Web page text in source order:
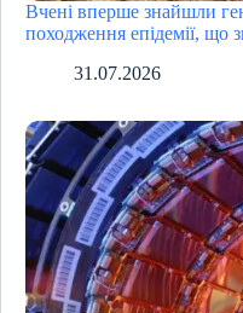
Вчені вперше знайшли
походження епідемії, що
31.07.2026